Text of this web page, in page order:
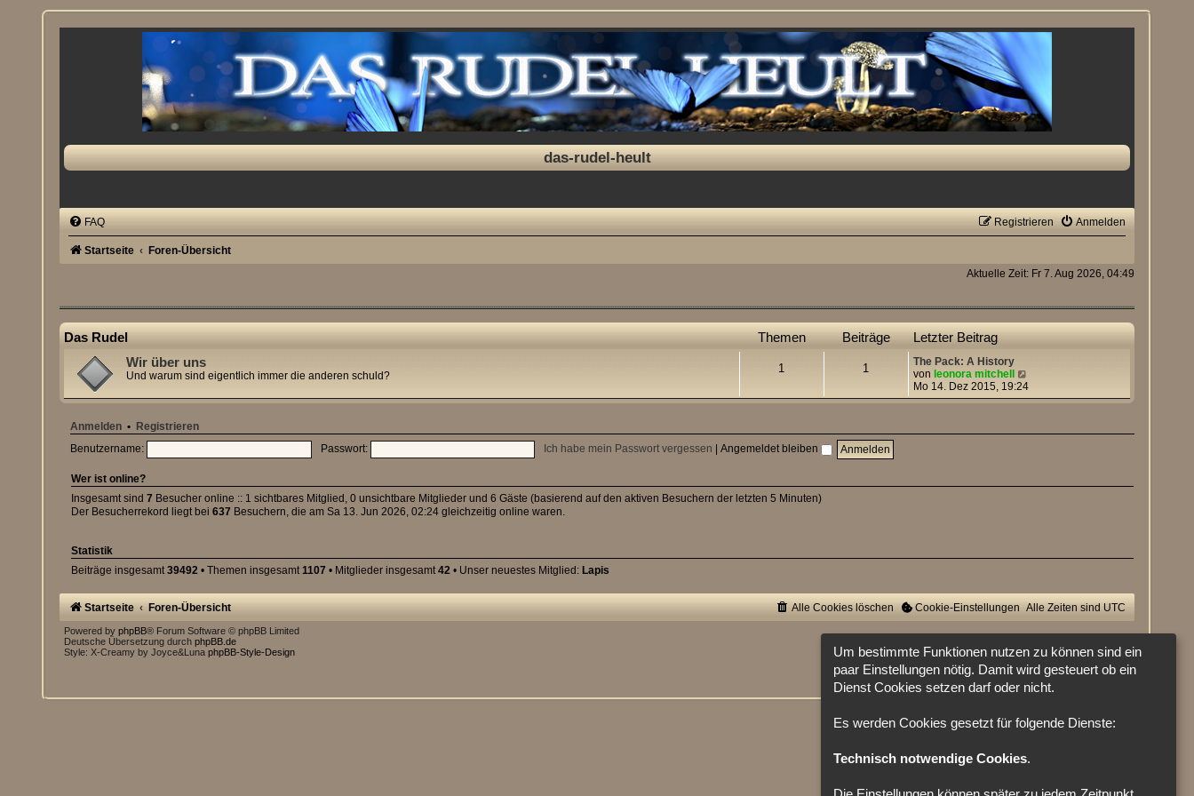
das-rudel-heult
FAQ Anmelden
Registrieren
Startseite
Foren-Übersicht
Aktuelle Zeit: Fr 7. Aug 2026, 04:49
Das Rudel Themen Beiträge Letzter Beitrag
Wir über uns
Und warum sind eigentlich immer die anderen schuld?
1 1
The Pack: A History
von leonora mitchell
e
u
t
e
Mo 14. Dez 2015, 19:24
Anmelden • Registrieren
Benutzername: Passwort: Ich habe mein Passwort vergessen Angemeldet bleiben
Wer ist online?
Insgesamt sind7 Besucher online :: 1 sichtbares Mitglied, 0 unsichtbare Mitglieder und 6 Gäste (basierend auf den aktiven Besuchern der letzten 5 Minuten)
Der Besucherrekord liegt bei637 Besuchern, die am Sa 13. Jun 2026, 02:24 gleichzeitig online waren.
Statistik
Beiträge insgesamt39492 • Themen insgesamt1107 • Mitglieder insgesamt42 • Unser neuestes Mitglied: Lapis
Startseite Foren-Übersicht Alle Zeiten sind UTC
Cookie-Einstellungen
Alle Cookies löschen
Powered byphpBB® Forum Software © phpBB Limited
Deutsche Übersetzung durchphpBB.de
Style: X-Creamy by Joyce&LunaphpBB-Style-Design
Um bestimmte Funktionen nutzen zu können sind ein
paar Einstellungen nötig. Damit wird gesteuert ob ein
Dienst Cookies setzen darf oder nicht.
Es werden Cookies gesetzt für folgende Dienste:
Technisch notwendige Cookies.